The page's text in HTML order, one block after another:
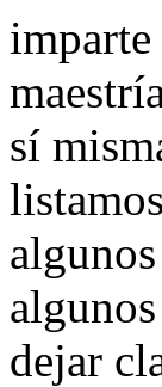
sí
dejar